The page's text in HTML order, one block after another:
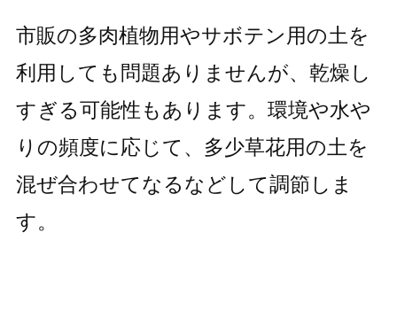
市販の多肉植物用やサボテン用の土を
利用しても問題ありませんが、乾燥し
すぎる可能性もあります。環境や水や
りの頻度に応じて、多少草花用の土を
混ぜ合わせてなるなどして調節しま
す。